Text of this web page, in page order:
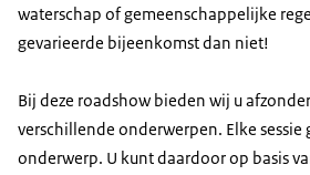
waterschap of gemeenschappelijke
gevarieerde bijeenkomst dan niet!
Bij deze roadshow bieden wij u
verschillende onderwerpen. Elke sessie
onderwerp. U kunt daardoor op basis